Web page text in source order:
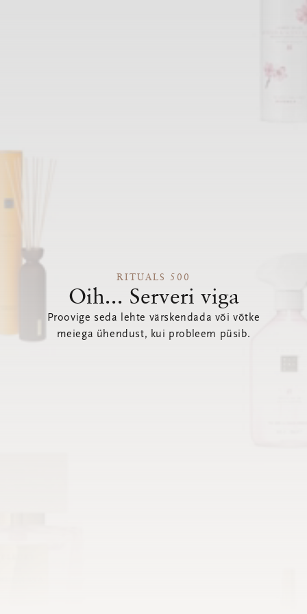
RITUALS 500
Oih... Serveri viga
Proovige seda lehte värskendada või võtke
meiega ühendust, kui probleem püsib.